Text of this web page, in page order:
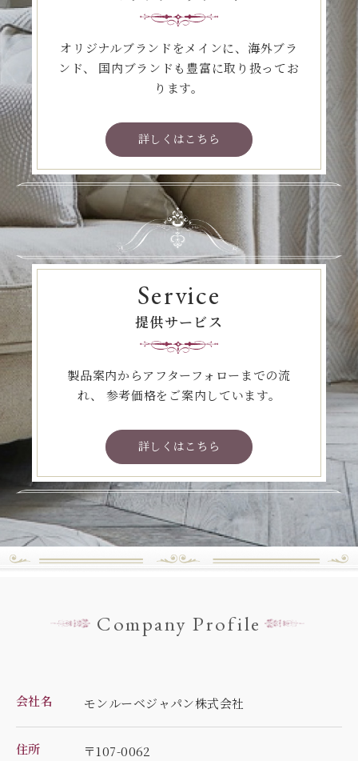
オリジナルブランドをメインに、海外ブラ
ンド、
国内ブランドも豊富に取り扱ってお
ります。
詳しくはこちら
Service
提供サービス
製品案内からアフターフォローまでの流
れ、
参考価格をご案内しています。
詳しくはこちら
Company Profile
会社名 モンルーベジャパン株式会社
住所
〒107-0062